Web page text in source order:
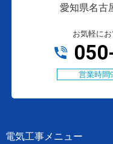
愛知県名古
お気軽に
営業時間
電気工事メニュー